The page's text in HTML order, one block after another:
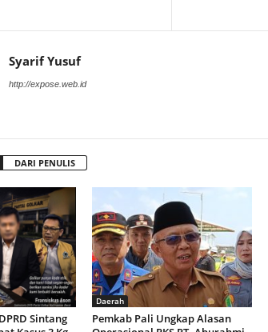
Syarif Yusuf
http://expose.web.id
DARI PENULIS
Sintang
Daerah
Pemkab Pali Ungkap Alasan